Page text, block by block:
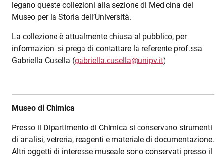
legano queste collezioni alla sezione di Medicina del
Museo per la Storia dell’Università.
La collezione è attualmente chiusa al pubblico, per
informazioni si prega di contattare la referente prof.ssa
Gabriella Cusella (gabriella.cusella@unipv.it)
Museo di Chimica
Presso il Dipartimento di Chimica si conservano strumenti
di analisi, vetreria, reagenti e materiale di documentazione.
Altri oggetti di interesse museale sono conservati presso il